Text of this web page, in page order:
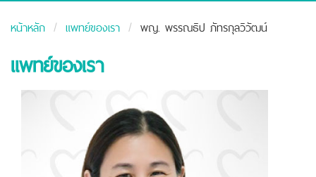
หน้าหลัก แพทย์ของเรา พญ. พรรณธิป ภัทรกุลวิวัฒน์
แพทย์ของเรา